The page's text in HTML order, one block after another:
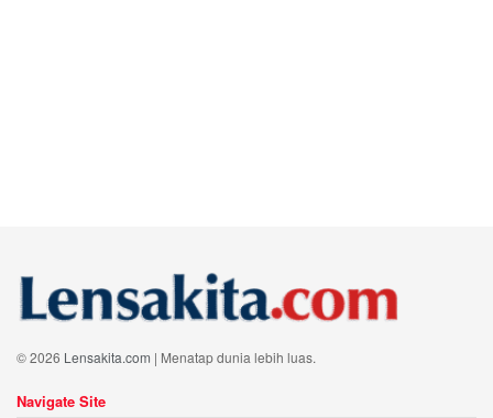
© 2026 Lensakita.com | Menatap dunia lebih luas.
Navigate Site